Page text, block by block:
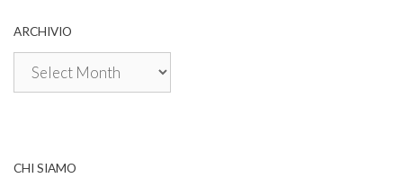
ARCHIVIO
Archivio
CHI SIAMO